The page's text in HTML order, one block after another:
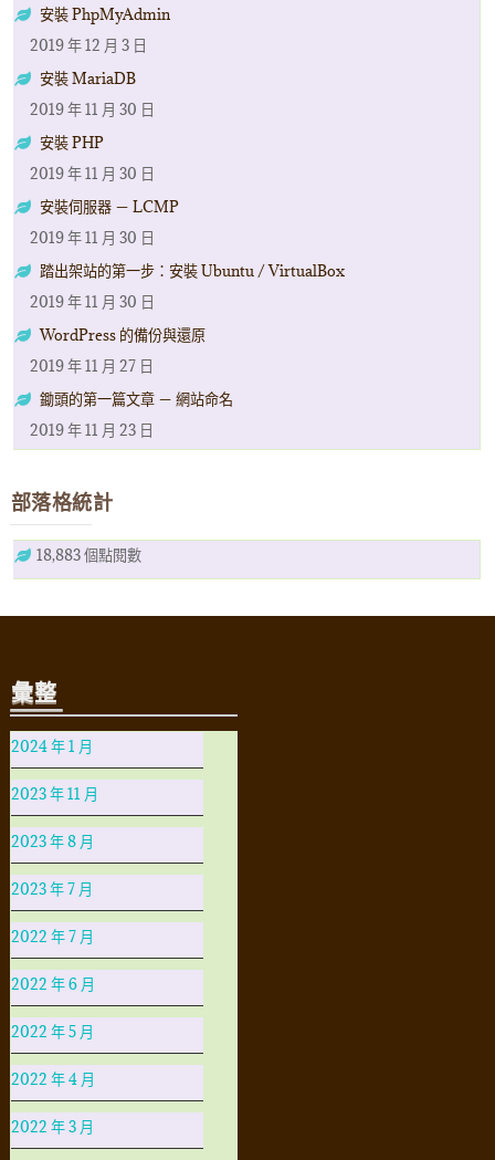
安裝 PhpMyAdmin
2019 年 12 月 3 日
安裝 MariaDB
2019 年 11 月 30 日
安裝 PHP
2019 年 11 月 30 日
安裝伺服器 － LCMP
2019 年 11 月 30 日
踏出架站的第一步：安裝 Ubuntu / VirtualBox
2019 年 11 月 30 日
WordPress 的備份與還原
2019 年 11 月 27 日
鋤頭的第一篇文章 － 網站命名
2019 年 11 月 23 日
部落格統計
18,883 個點閱數
彙整
2024 年 1 月
2023 年 11 月
2023 年 8 月
2023 年 7 月
2022 年 7 月
2022 年 6 月
2022 年 5 月
2022 年 4 月
2022 年 3 月